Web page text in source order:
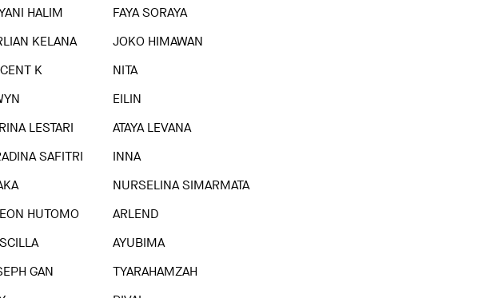
HALIM
FAYA SORAYA
KELANA
JOKO HIMAWAN
K
NITA
EILIN
LESTARI
ATAYA LEVANA
SAFITRI
INNA
NURSELINA SIMARMATA
HUTOMO
ARLEND
AYUBIMA
GAN
TYARAHAMZAH